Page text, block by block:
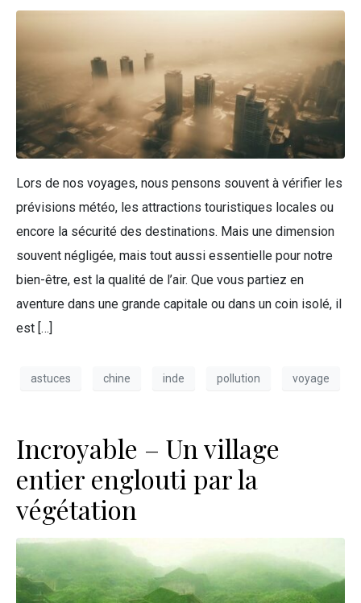
Lors de nos voyages, nous pensons souvent à vérifier les
prévisions météo, les attractions touristiques locales ou
encore la sécurité des destinations. Mais une dimension
souvent négligée, mais tout aussi essentielle pour notre
bien-être, est la qualité de l’air. Que vous partiez en
aventure dans une grande capitale ou dans un coin isolé, il
est […]
astuces chine inde pollution voyage
Incroyable – Un village
entier englouti par la
végétation